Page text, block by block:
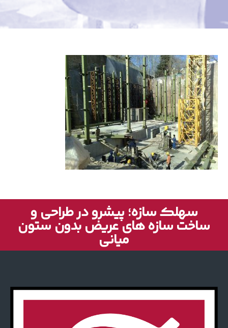
سهلک سازه؛ پیشرو در طراحی و
ساخت سازه های عریض بدون ستون
میانی